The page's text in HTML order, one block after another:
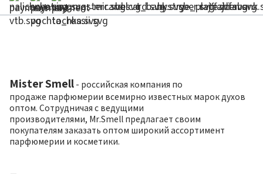
Mister Smell - российская компания по
продаже парфюмерии всемирно известных марок духов
оптом. Сотрудничая с ведущими
производителями, Mr.Smell предлагает своим
покупателям заказать оптом широкий ассортимент
парфюмерии и косметики.